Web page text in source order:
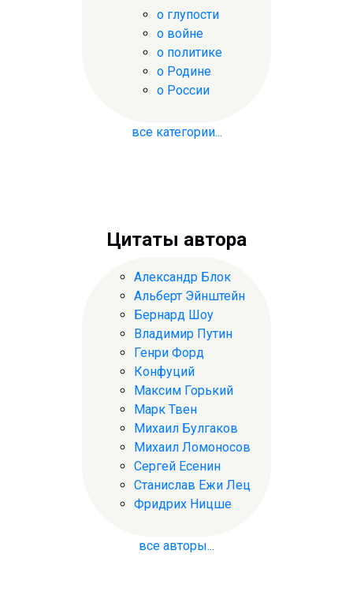
о глупости
о войне
о политике
о Родине
о России
все категории...
Цитаты автора
Александр Блок
Альберт Эйнштейн
Бернард Шоу
Владимир Путин
Генри Форд
Конфуций
Максим Горький
Марк Твен
Михаил Булгаков
Михаил Ломоносов
Сергей Есенин
Станислав Ежи Лец
Фридрих Ницше
все авторы...